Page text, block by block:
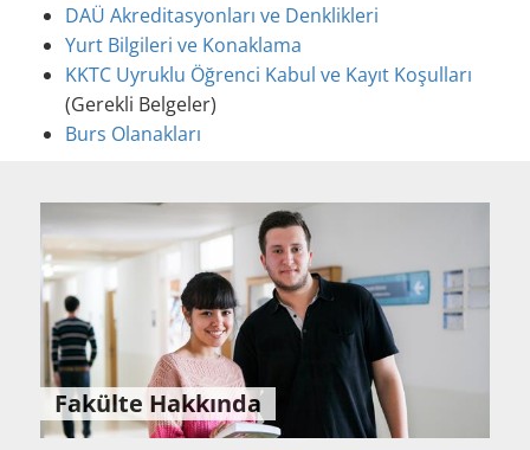
DAÜ Akreditasyonları ve Denklikleri
Yurt Bilgileri ve Konaklama
KKTC Uyruklu Öğrenci Kabul ve Kayıt Koşulları
(Gerekli Belgeler)
Burs Olanakları
Fakülte Hakkında